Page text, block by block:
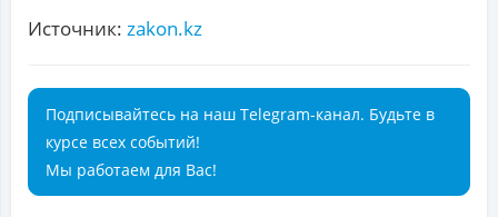
Источник: zakon.kz
Подписывайтесь на наш Telegram-канал. Будьте в
курсе всех событий!
Мы работаем для Вас!